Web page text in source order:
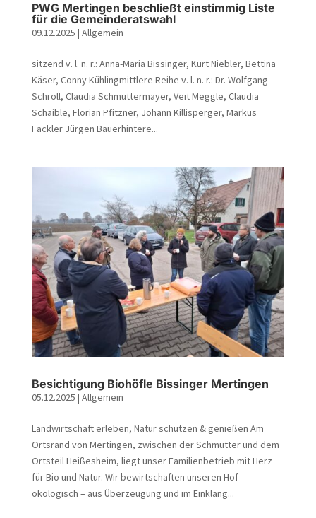
PWG Mertingen beschließt einstimmig Liste
für die Gemeinderatswahl
09.12.2025 | Allgemein
sitzend v. l. n. r.: Anna-Maria Bissinger, Kurt Niebler, Bettina
Käser, Conny Kühlingmittlere Reihe v. l. n. r.: Dr. Wolfgang
Schroll, Claudia Schmuttermayer, Veit Meggle, Claudia
Schaible, Florian Pfitzner, Johann Killisperger, Markus
Fackler Jürgen Bauerhintere...
Besichtigung Biohöfle Bissinger Mertingen
05.12.2025 | Allgemein
Landwirtschaft erleben, Natur schützen & genießen Am
Ortsrand von Mertingen, zwischen der Schmutter und dem
Ortsteil Heißesheim, liegt unser Familienbetrieb mit Herz
für Bio und Natur. Wir bewirtschaften unseren Hof
ökologisch – aus Überzeugung und im Einklang...